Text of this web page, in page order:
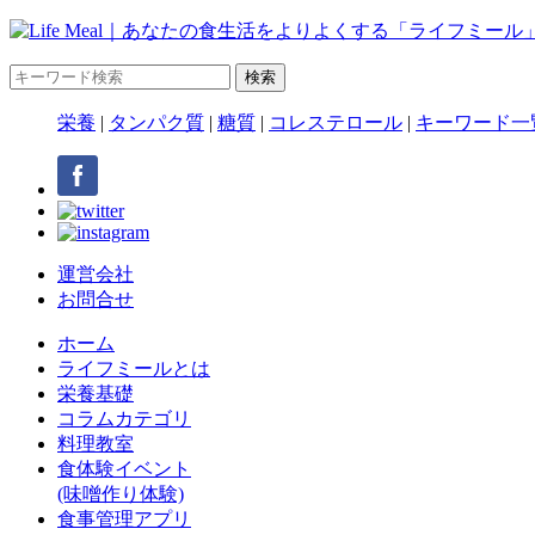
栄養 | タンパク質 | 糖質 | コレステロール | キーワード一
運営会社
お問合せ
ホーム
ライフミールとは
栄養基礎
コラムカテゴリ
料理教室
食体験イベント
(味噌作り体験)
食事管理アプリ